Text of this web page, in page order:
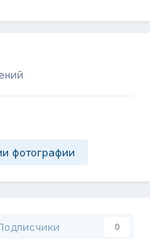
фотографии
0